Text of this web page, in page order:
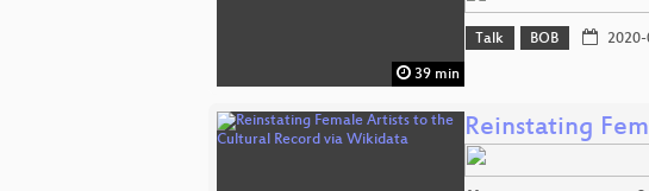
39 min
Talk BOB
Reinstating